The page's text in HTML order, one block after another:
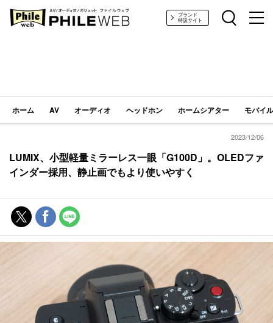
PHILE WEB｜AV/オーディオ/ガジェットブランド
特設サイト
ホーム AV オーディオ ヘッドホン ホームシアター モバイ
2023/12/06
LUMIX、小型軽量ミラーレス一眼「G100D」。OLEDファ
インダー採用、静止画でもより使いやすく